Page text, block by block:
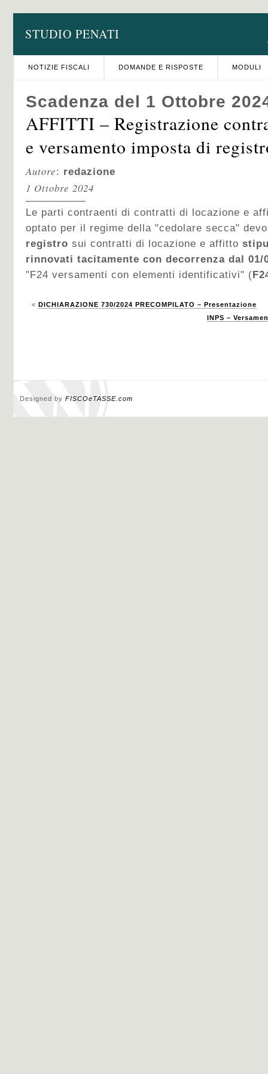
STUDIO PENATI
NOTIZIE FISCALI DOMANDE E RISPOSTE MODULI
Scadenza del 1 Ottobre
AFFITTI – Registrazione
e versamento imposta di
Autore: redazione
1 Ottobre 2024
Le parti contraenti di contratti di locazione e
optato per il regime della "cedolare secca"
registro sui contratti di locazione e affitto
rinnovati tacitamente con decorrenza dal 01/
"F24 versamenti con elementi identificativi" (
« DICHIARAZIONE 730/2024 PRECOMPILATO – Presentazione
INPS –
Designed by FISCOeTASSE.com